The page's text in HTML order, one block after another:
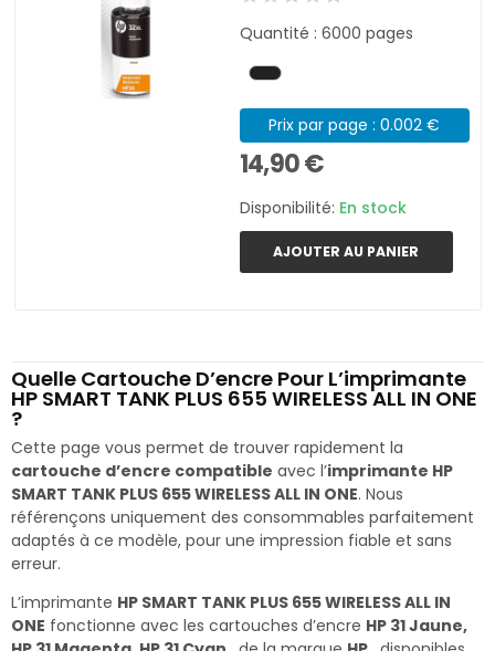
Quantité : 6000 pages
Prix par page : 0.002 €
14,90 €
Disponibilité: En stock
AJOUTER AU PANIER
Quelle Cartouche D’encre Pour L’imprimante
HP SMART TANK PLUS 655 WIRELESS ALL IN ONE
?
Cette page vous permet de trouver rapidement la
cartouche d’encre compatible avec l’imprimante HP
SMART TANK PLUS 655 WIRELESS ALL IN ONE. Nous
référençons uniquement des consommables parfaitement
adaptés à ce modèle, pour une impression fiable et sans
erreur.
L’imprimante HP SMART TANK PLUS 655 WIRELESS ALL IN
ONE fonctionne avec les cartouches d’encre HP 31 Jaune,